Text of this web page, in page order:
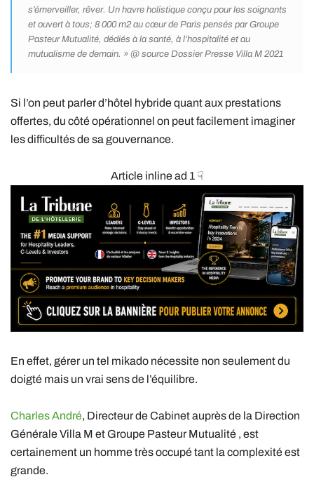
s’émerveiller, rêver. Un havre holistique conçu pour les soignants
et ouvert à tous; 8 000 m2 au cœur de Paris pensés par Groupe
Pasteur Mutualité, dédiés à la santé, à l’hospitalité et au
mutualisme de demain. » @ source Dossier Presse Villa M 2021
Si l’on peut parler d’hôtel hybride quant aux prestations
offertes, du côté opérationnel on peut facilement imaginer
les difficultés de sa gouvernance.
Article inline ad 1 ☟
En effet, gérer un tel mikado nécessite non seulement du
doigté mais un vrai sens de l’équilibre.
Charles André, Directeur de Cabinet auprès de la Direction
Générale Villa M et Groupe Pasteur Mutualité , est
certainement un homme très occupé tant la complexité est
grande.